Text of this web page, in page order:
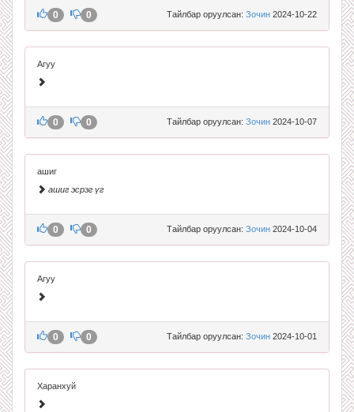
Тайлбар оруулсан: Зочин 2024-10-22
0 0
Агуу
Тайлбар оруулсан: Зочин 2024-10-07
0 0
ашиг
ашиг эсрэг үг
Тайлбар оруулсан: Зочин 2024-10-04
0 0
Агуу
Тайлбар оруулсан: Зочин 2024-10-01
0 0
Харанхуй